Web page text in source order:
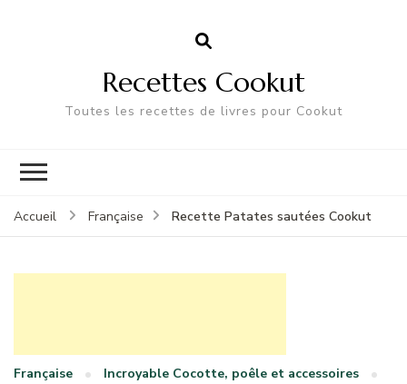
Recettes Cookut
Toutes les recettes de livres pour Cookut
Accueil Française Recette Patates sautées Cookut
Française
Incroyable Cocotte, poêle et accessoires